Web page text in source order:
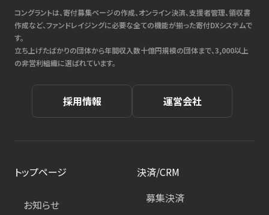
コングラントは、寄付募集ページの作成、オンライン決済、支援者管理、領収書
作成など、ファンドレイジングに必要な全ての機能が揃った寄付DXシステムで
す。
立ち上げたばかりの団体から年間収入数十億円規模の団体まで、3,000以上
の非営利組織に選ばれています。
採用情報 運営会社
トップページ
お知らせ
決済/CRM
募集決済